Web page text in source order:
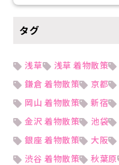
タグ
浅草 浅草 着物散策
鎌倉 着物散策
京都
岡山 着物散策
新宿
金沢 着物散策
池袋
銀座 着物散策
大阪
渋谷 着物散策
秋葉原